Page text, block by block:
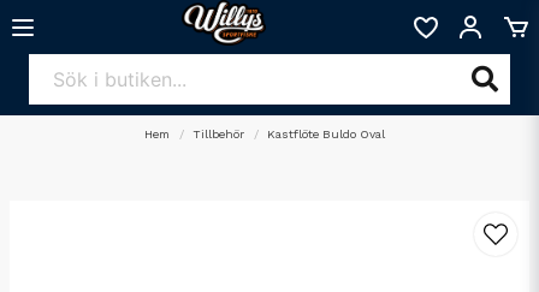
Hem Tillbehör Kastflöte Buldo Oval